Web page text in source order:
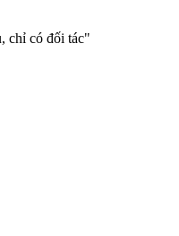
chỉ có đối tác"